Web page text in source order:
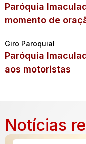
Paróquia
momento de
Giro Paroquial
Paróquia
aos motoristas
Notícias